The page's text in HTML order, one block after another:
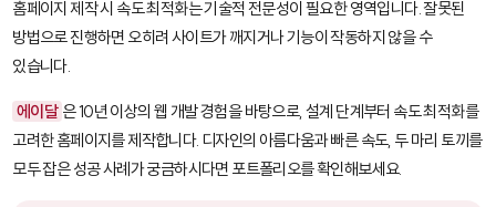
홈페이지 제작 시 속도 최적화는 기술적 전문성이 필요한 영역입니다. 잘못된
방법으로 진행하면 오히려 사이트가 깨지거나 기능이 작동하지 않을 수
있습니다.
에이달 은 10년 이상의 웹 개발 경험을 바탕으로, 설계 단계부터 속도 최적화를
고려한 홈페이지를 제작합니다. 디자인의 아름다움과 빠른 속도, 두 마리 토끼를
모두 잡은 성공 사례가 궁금하시다면 포트폴리오를 확인해보세요.